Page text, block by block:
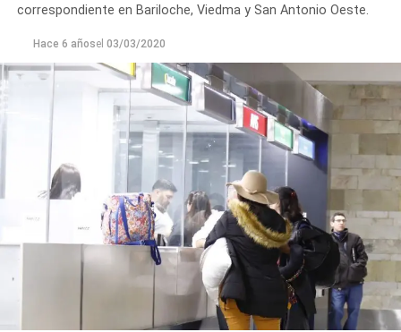
correspondiente en Bariloche, Viedma y San Antonio Oeste.
Hace 6 añosel 03/03/2020